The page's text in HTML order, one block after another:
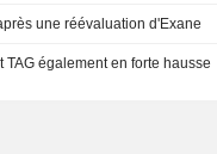
une réévaluation d'Exane
également en forte hausse